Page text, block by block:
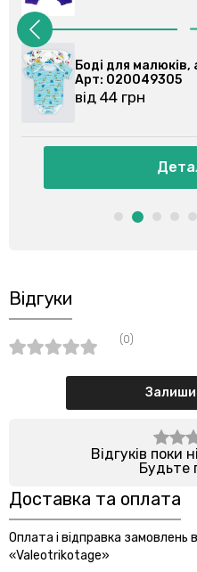
Боді для малюків,
Арт: 020049305
від 44 грн
Відгуки
(0)
Відгуків поки
Будьте
Доставка та оплата
Оплата і відправка замовлень
«Valeotrikotage»